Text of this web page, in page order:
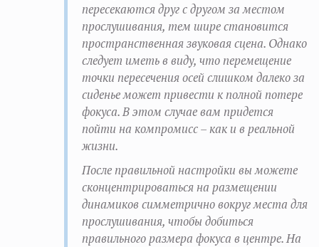
пересекаются друг с другом за местом
прослушивания, тем шире становится
пространственная звуковая сцена. Однако
следует иметь в виду, что перемещение
точки пересечения осей слишком далеко за
сиденье может привести к полной потере
фокуса. В этом случае вам придется
пойти на компромисс – как и в реальной
жизни.
После правильной настройки вы можете
сконцентрироваться на размещении
динамиков симметрично вокруг места для
прослушивания, чтобы добиться
правильного размера фокуса в центре. На